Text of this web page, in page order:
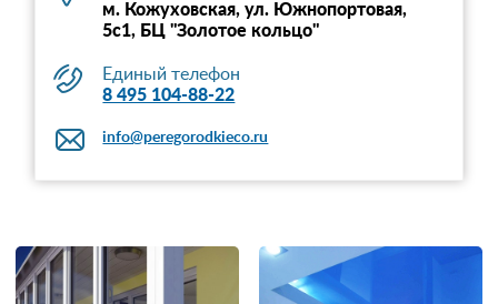
м. Кожуховская, ул. Южнопортовая,
5с1, БЦ "Золотое кольцо"
Единый телефон
8 495 104-88-22
info@peregorodkieco.ru